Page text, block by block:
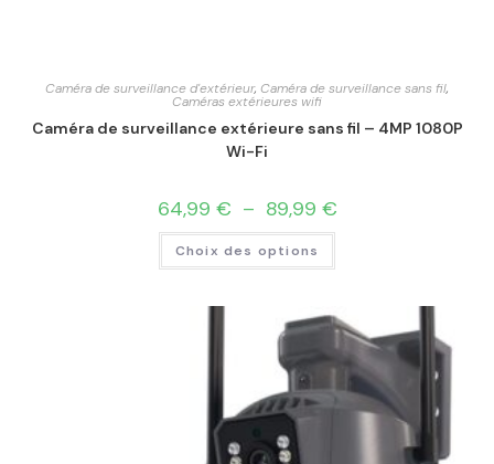
Caméra de surveillance d'extérieur, Caméra de surveillance sans fil,
Caméras extérieures wifi
Caméra de surveillance extérieure sans fil – 4MP 1080P
Wi-Fi
64,99 € – 89,99 €
Choix des options